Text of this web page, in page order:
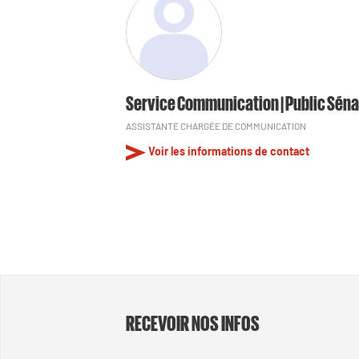
Service Communication | Public
ASSISTANTE CHARGÉE DE COMMUNICATION
Voir les informations de contact
RECEVOIR NOS INFOS